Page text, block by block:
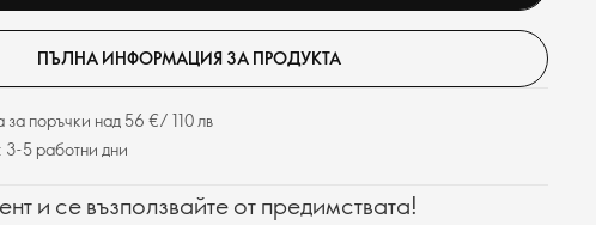
ПЪЛНА ИНФОРМАЦИЯ ЗА ПРОДУКТА
за поръчки над 56 €/ 110 лв
3-5 работни дни
и се възползвайте от предимствата!